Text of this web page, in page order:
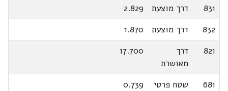
831 דרך מוצעת
2.829
832
דרך מוצעת
1.870
821
דרך
מאושרת
17.700
681
שטח פרטי
0.739